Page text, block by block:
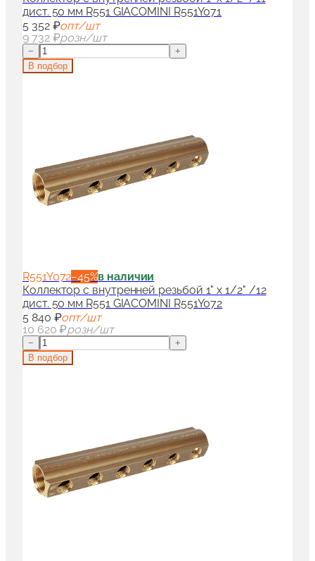
дист. 50 мм R551 GIACOMINI R551Y071
5 352 ₽опт/шт
9 732 ₽розн/шт
−
+
В подбор
R551Y072−45%в наличии
Коллектор с внутренней резьбой 1" x 1/2" /12
дист. 50 мм R551 GIACOMINI R551Y072
5 840 ₽опт/шт
10 620 ₽розн/шт
−
+
В подбор